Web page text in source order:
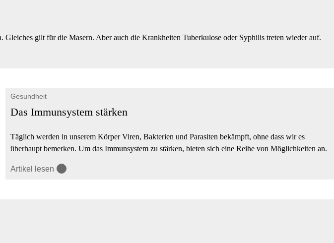
gilt für die Masern. Aber auch die Krankheiten Tuberkulose oder Syphilis treten wieder auf.
Gesundheit
Das Immunsystem stärken
Täglich werden in unserem Körper Viren, Bakterien und Parasiten bekämpft, ohne dass wir es
überhaupt bemerken. Um das Immunsystem zu stärken, bieten sich eine Reihe von Möglichkeiten an.
Artikel lesen